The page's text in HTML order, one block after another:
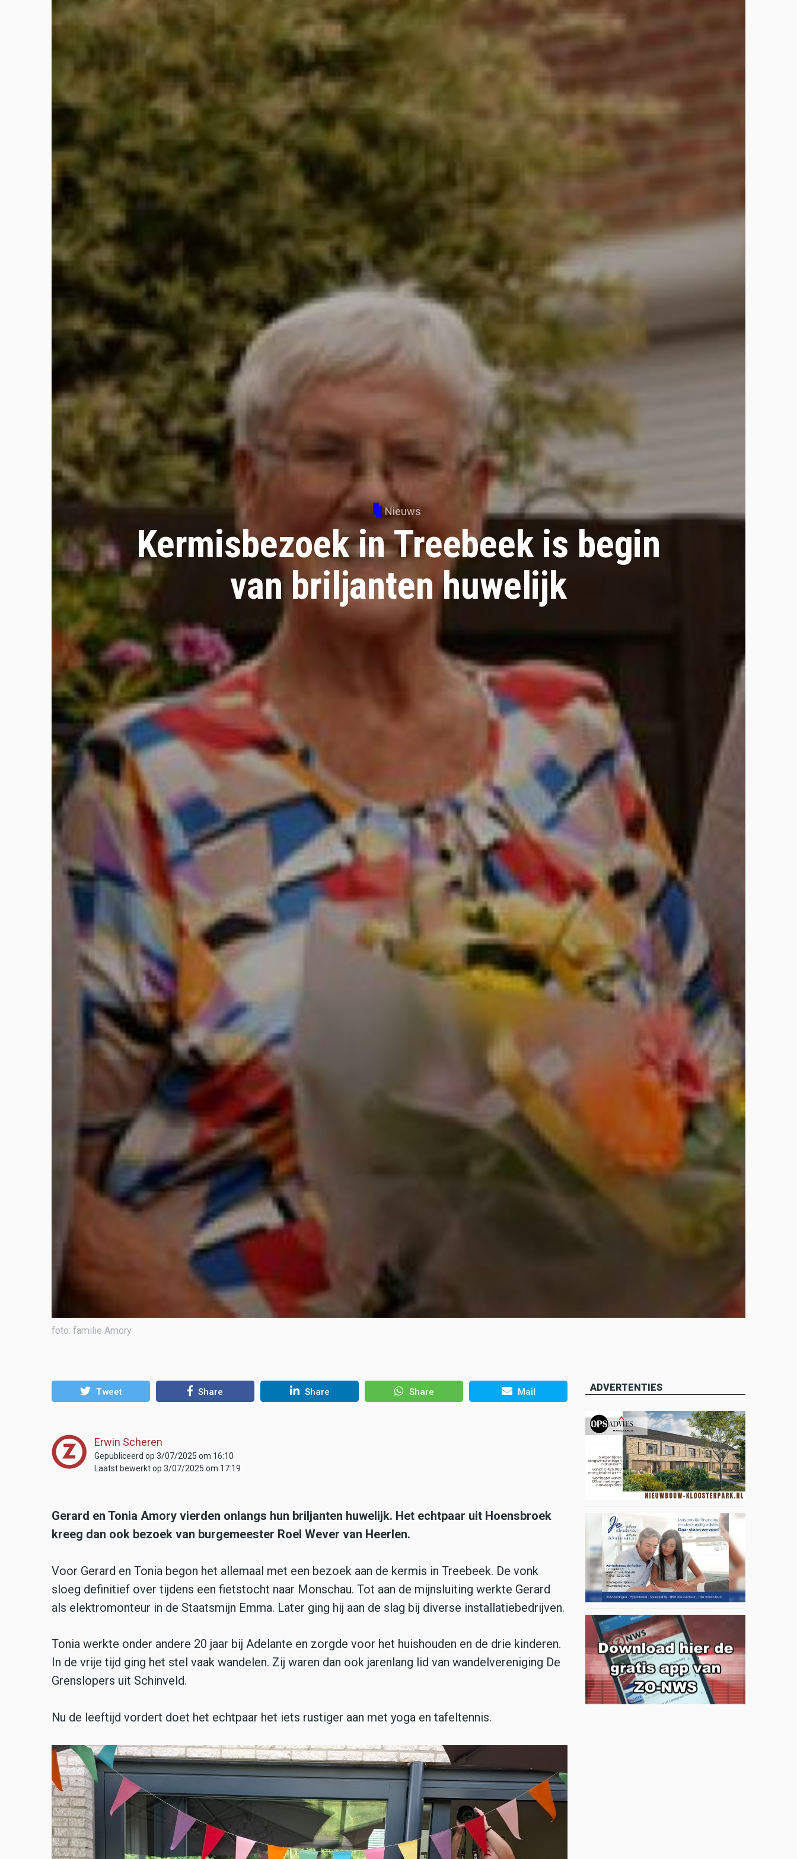
Nieuws
Kermisbezoek in Treebeek is begin
van briljanten huwelijk
foto: familie Amory
Tweet Share Share Share Mail
Erwin Scheren
Gepubliceerd op 3/07/2025 om 16:10
Laatst bewerkt op 3/07/2025 om 17:19
Gerard en Tonia Amory vierden onlangs hun briljanten huwelijk. Het echtpaar uit Hoensbroek
kreeg dan ook bezoek van burgemeester Roel Wever van Heerlen.
Voor Gerard en Tonia begon het allemaal met een bezoek aan de kermis in Treebeek. De vonk
sloeg definitief over tijdens een fietstocht naar Monschau. Tot aan de mijnsluiting werkte Gerard
als elektromonteur in de Staatsmijn Emma. Later ging hij aan de slag bij diverse installatiebedrijven.
Tonia werkte onder andere 20 jaar bij Adelante en zorgde voor het huishouden en de drie kinderen.
In de vrije tijd ging het stel vaak wandelen. Zij waren dan ook jarenlang lid van wandelvereniging De
Grenslopers uit Schinveld.
Nu de leeftijd vordert doet het echtpaar het iets rustiger aan met yoga en tafeltennis.
ADVERTENTIES